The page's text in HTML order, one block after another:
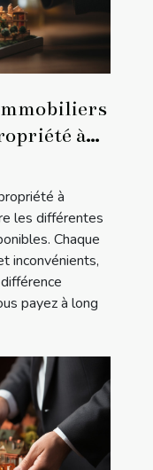
à
à
les différentes
Chaque
inconvénients,
payez à long